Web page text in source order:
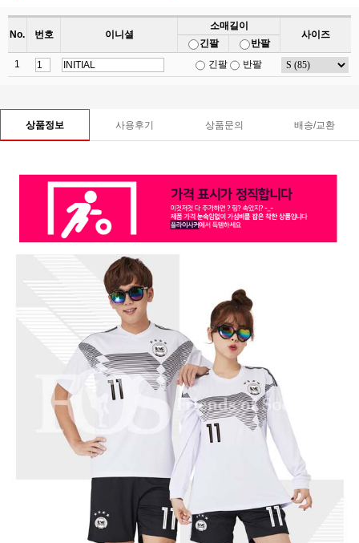
No. 번호 이니셜
소매길이
사이즈
긴팔
반팔
1
긴팔 반팔
상품정보 사용후기 상품문의 배송/교환